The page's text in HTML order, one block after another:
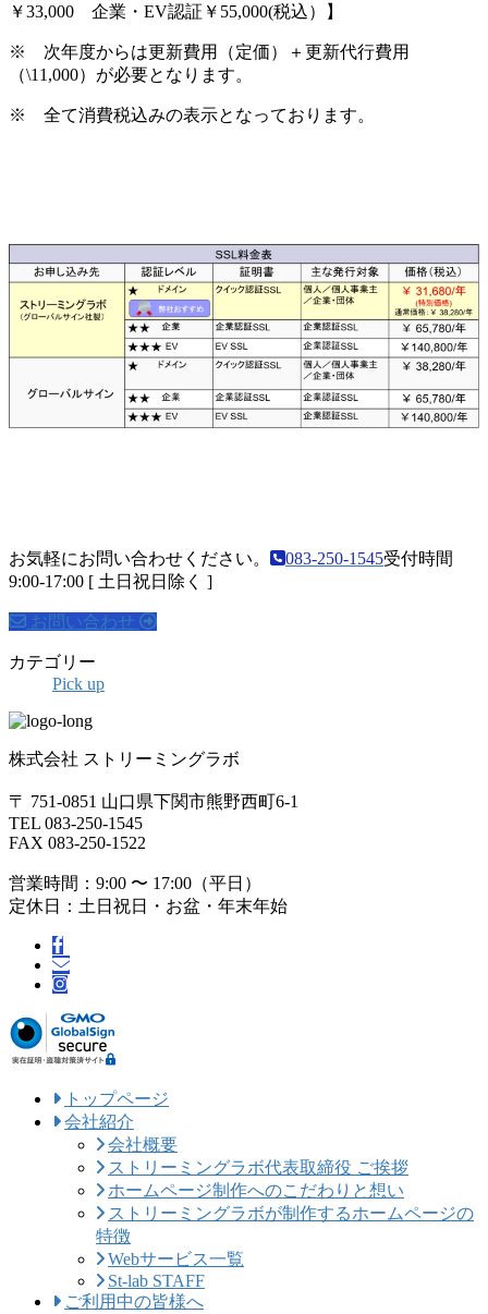
￥33,000 企業・EV認証￥55,000(税込）】
※ 次年度からは更新費用（定価）＋更新代行費用
（\11,000）が必要となります。
※ 全て消費税込みの表示となっております。
お気軽にお問い合わせください。 083-250-1545受付時間
9:00-17:00 [ 土日祝日除く ]
お問い合わせ
カテゴリー
Pick up
株式会社 ストリーミングラボ
〒 751-0851 山口県下関市熊野西町6-1
TEL 083-250-1545
FAX 083-250-1522
営業時間：9:00 〜 17:00（平日）
定休日：土日祝日・お盆・年末年始
トップページ
会社紹介
会社概要
ストリーミングラボ代表取締役 ご挨拶
ホームページ制作へのこだわりと想い
ストリーミングラボが制作するホームページの
特徴
Webサービス一覧
St-lab STAFF
ご利用中の皆様へ